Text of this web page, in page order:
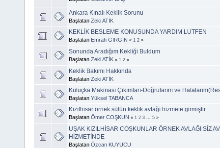
Ankara Kınalı Keklik Sorunu
Başlatan Zeki ATİK
KEKLİK BESLEME KONUSUNDA YARDIM LUTFEN
Başlatan Emrah GİRGİN « 1 2 »
Sonunda Aradığım Kekliği Buldum
Başlatan Zeki ATİK « 1 2 »
Keklik Bakımı Hakkında
Başlatan Zeki ATİK
Kuluçka Makinası Çıkımları-Doğrularım ve
Başlatan Yüksel TABANCA
Kızılhisar örnek sülün keklik avlağı hizmete girmiştir
Başlatan Ömer COŞKUN « 1 2 3 5 »
UŞAK KIZILHİSAR COŞKUNLAR ÖRNEK AVLAĞI SİZ
HİZMETİNDE
Başlatan Özcan KUYUCU